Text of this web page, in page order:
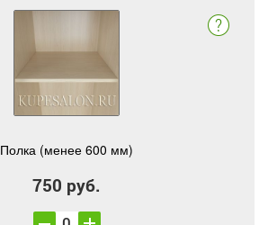
Полка (менее 600 мм)
750 руб.